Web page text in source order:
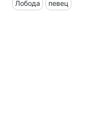
Лобода певец